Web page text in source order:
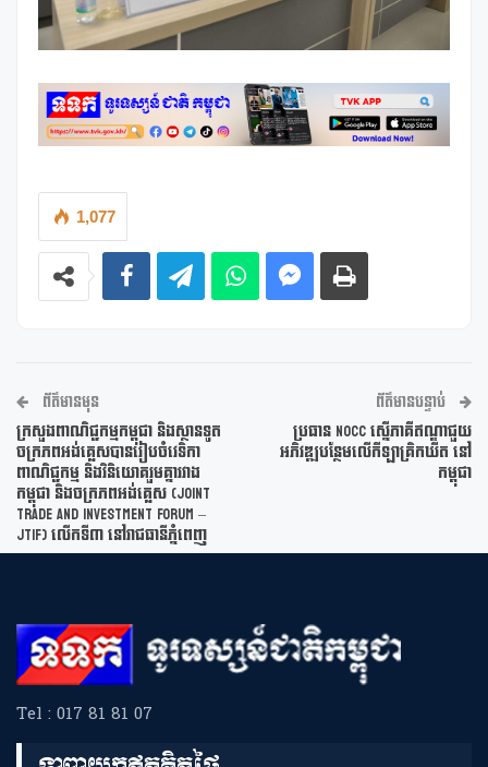
1,077
ព័ត៌មានមុន
ក្រសួងពាណិជ្ជកម្មកម្ពុជា និងស្ថានទូត
ចក្រភពអង់គ្លេសបានរៀបចំវេទិកា
ពាណិជ្ជកម្ម និងវិនិយោគរួមគ្នារវាង
កម្ពុជា និងចក្រភពអង់គ្លេស (Joint
Trade and Investment Forum –
JTIF) លើកទី៣ នៅរាជធានីភ្នំពេញ
ព័ត៌មានបន្ទាប់
ប្រធាន NOCC ស្នើភាគីឥណ្ឌាជួយ
អភិវឌ្ឍបន្ថែមលើកីឡាគ្រិកឃីត នៅ
កម្ពុជា
Tel : 017 81 81 07